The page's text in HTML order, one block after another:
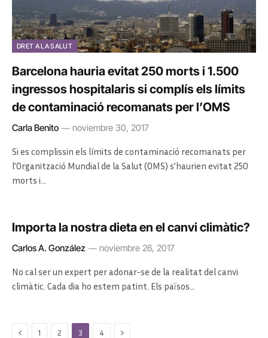
DRET A LA SALUT
Barcelona hauria evitat 250 morts i 1.500
ingressos hospitalaris si complís els límits
de contaminació recomanats per l’OMS
Carla Benito noviembre 30, 2017
Si es complissin els límits de contaminació recomanats per
l’Organització Mundial de la Salut (OMS) s’haurien evitat 250
morts i…
Importa la nostra dieta en el canvi climàtic?
Carlos A. González noviembre 26, 2017
No cal ser un expert per adonar-se de la realitat del canvi
climàtic. Cada dia ho estem patint. Els països…
Previous
1 2 3 4 Next